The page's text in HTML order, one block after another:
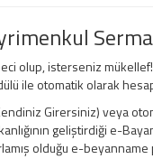
olup, isterseniz
ile otomatik olarak
Girersiniz) veya
geliştirdiği e-
olduğu e-